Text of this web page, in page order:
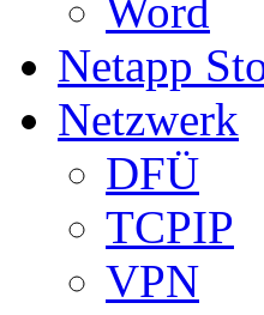
Word
Netapp
Netzwerk
DFÜ
TCPIP
VPN